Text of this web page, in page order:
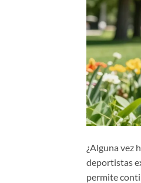
¿Alguna vez
deportistas
permite